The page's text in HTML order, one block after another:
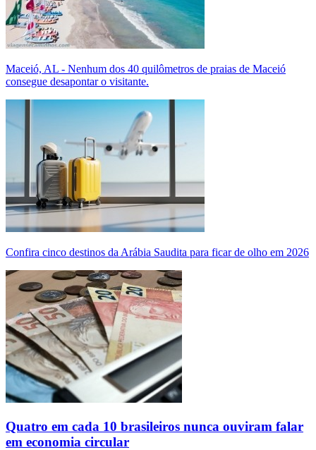
Maceió, AL - Nenhum dos 40 quilômetros de praias de Maceió
consegue desapontar o visitante.
Confira cinco destinos da Arábia Saudita para ficar de olho em 2026
Quatro em cada 10 brasileiros nunca ouviram falar
em economia circular